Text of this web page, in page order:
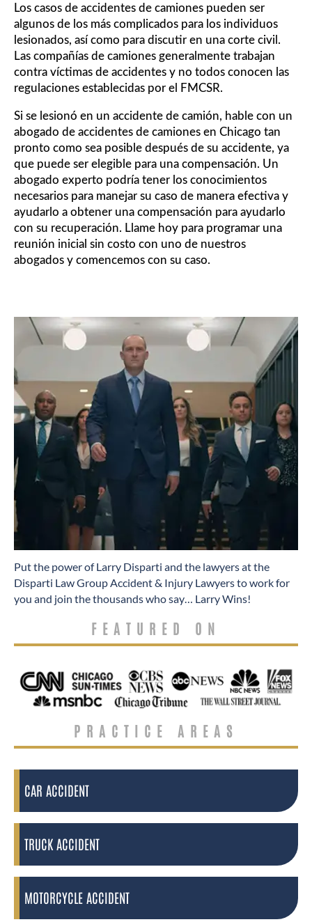
Los casos de accidentes de camiones pueden ser
algunos de los más complicados para los individuos
lesionados, así como para discutir en una corte civil.
Las compañías de camiones generalmente trabajan
contra víctimas de accidentes y no todos conocen las
regulaciones establecidas por el FMCSR.
Si se lesionó en un accidente de camión, hable con un
abogado de accidentes de camiones en Chicago tan
pronto como sea posible después de su accidente, ya
que puede ser elegible para una compensación. Un
abogado experto podría tener los conocimientos
necesarios para manejar su caso de manera efectiva y
ayudarlo a obtener una compensación para ayudarlo
con su recuperación. Llame hoy para programar una
reunión inicial sin costo con uno de nuestros
abogados y comencemos con su caso.
​Put the power of Larry Disparti and the lawyers at the
Disparti Law Group Accident & Injury Lawyers to work for
you and join the thousands who say… Larry Wins!
FEATURED ON
PRACTICE AREAS
CAR ACCIDENT
TRUCK ACCIDENT
MOTORCYCLE ACCIDENT